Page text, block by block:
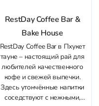
RestDay Coffee Bar &
Bake House
RestDay Coffee Bar в Пхукет
тауне – настоящий рай для
любителей качественного
кофе и свежей выпечки.
Здесь утончённые напитки
соседствуют с нежными,